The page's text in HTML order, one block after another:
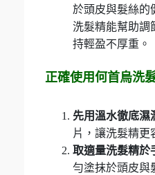
於頭皮與髮絲的
洗髮精能幫助調
持輕盈不厚重。
正確使用何首烏洗
先用溫水徹底濕
片，讓洗髮精更
取適量洗髮精於
勻塗抹於頭皮與